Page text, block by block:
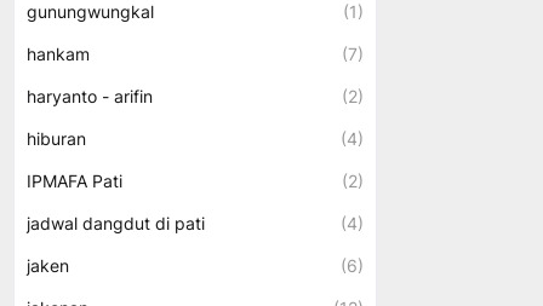
gunungwungkal (1)
hankam (7)
haryanto - arifin (2)
hiburan (4)
IPMAFA Pati (2)
jadwal dangdut di pati (4)
jaken (6)